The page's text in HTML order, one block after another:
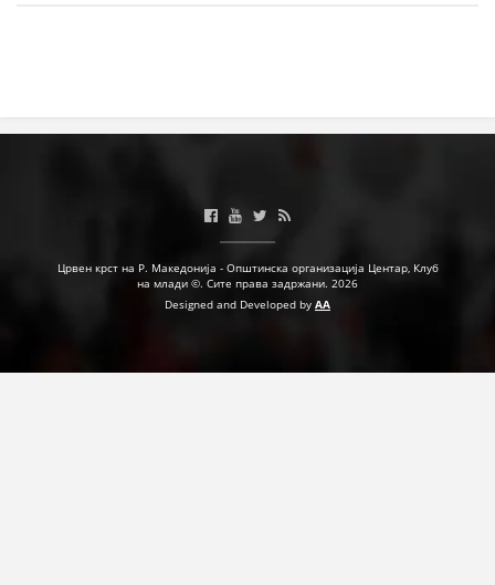
ЗДРАВСТВЕНО ПРЕВЕНТИВНА ДЕЈНОСТ
ПРВА ПОМОШ
КРВОДАРИТЕЛСТВО
МЕНАЏМЕНТ НА ВОЛОНТЕРИ
Црвен крст на Р. Македонија - Општинска организација Центар, Клуб
на млади ©. Сите права задржани. 2026
Designed and Developed by AA